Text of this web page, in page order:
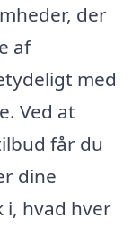
der
af
med
Ved at
får du
dine
i, hvad hver